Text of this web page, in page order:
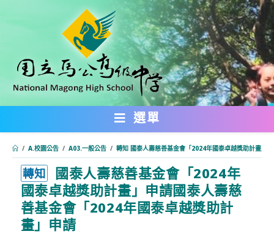
內
選單
/ A.校園公告 / A03.一般公告 / 轉知 國泰人壽慈善基金會「2024年國泰卓越獎助計畫」
轉知
國泰人壽慈善基金會「2024年
國泰卓越獎助計畫」申請國泰人壽慈
善基金會「2024年國泰卓越獎助計
畫」申請